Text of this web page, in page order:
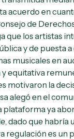
acuerdo en
de
que los artistas
y de puesta
musicales en
y equitativa
motivaron la
alegó en el
plataforma ya
dado que habría
regulación es